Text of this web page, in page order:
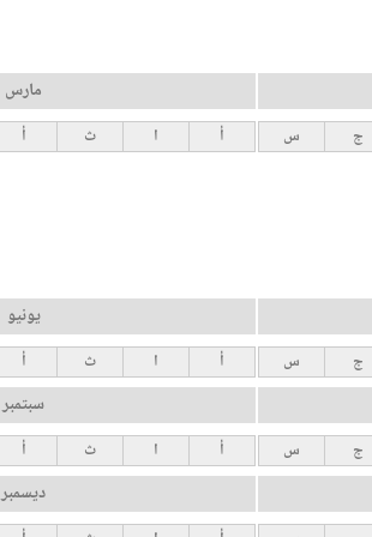
ج س
مارس
أ ا ث أ
ج س
يونيو
أ ا ث أ
ج س
سبتمبر
أ ا ث أ
ديسمبر